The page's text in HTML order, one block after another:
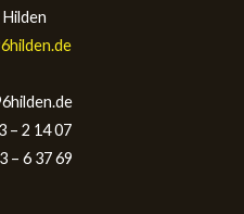
– 2 14 07
– 6 37 69